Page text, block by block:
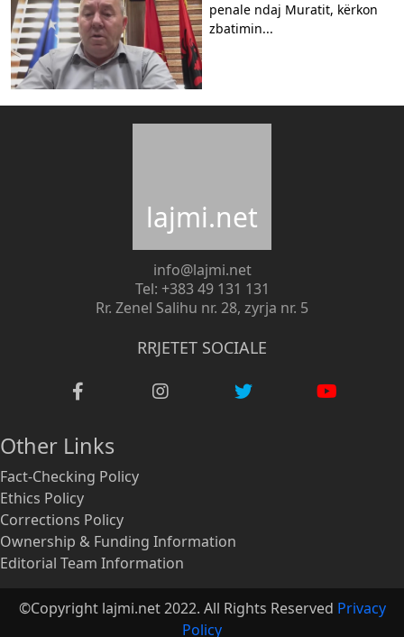
penale ndaj Muratit, kërkon
zbatimin...
lajmi.net
info@lajmi.net
Tel: +383 49 131 131
Rr. Zenel Salihu nr. 28, zyrja nr. 5
RRJETET SOCIALE
Other Links
Fact-Checking Policy
Ethics Policy
Corrections Policy
Ownership & Funding Information
Editorial Team Information
©Copyright lajmi.net 2022. All Rights Reserved Privacy
Policy